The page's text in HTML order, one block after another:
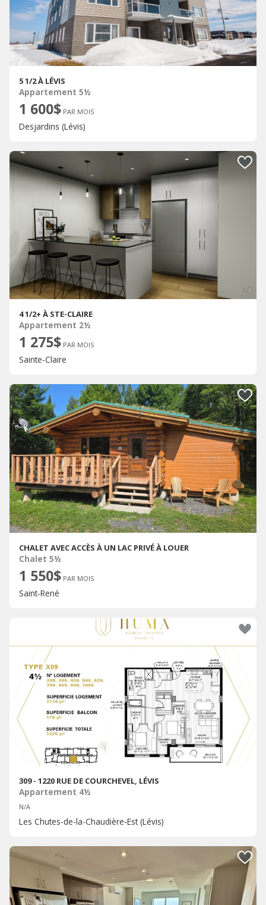
5 1/2 À LÉVIS
Appartement 5½
1 600$ PAR MOIS
Desjardins (Lévis)
4 1/2+ À STE-CLAIRE
Appartement 2½
1 275$ PAR MOIS
Sainte-Claire
CHALET AVEC ACCÈS À UN LAC PRIVÉ À LOUER
Chalet 5½
1 550$ PAR MOIS
Saint-René
309 - 1220 RUE DE COURCHEVEL, LÉVIS
Appartement 4½
N/A
Les Chutes-de-la-Chaudière-Est (Lévis)